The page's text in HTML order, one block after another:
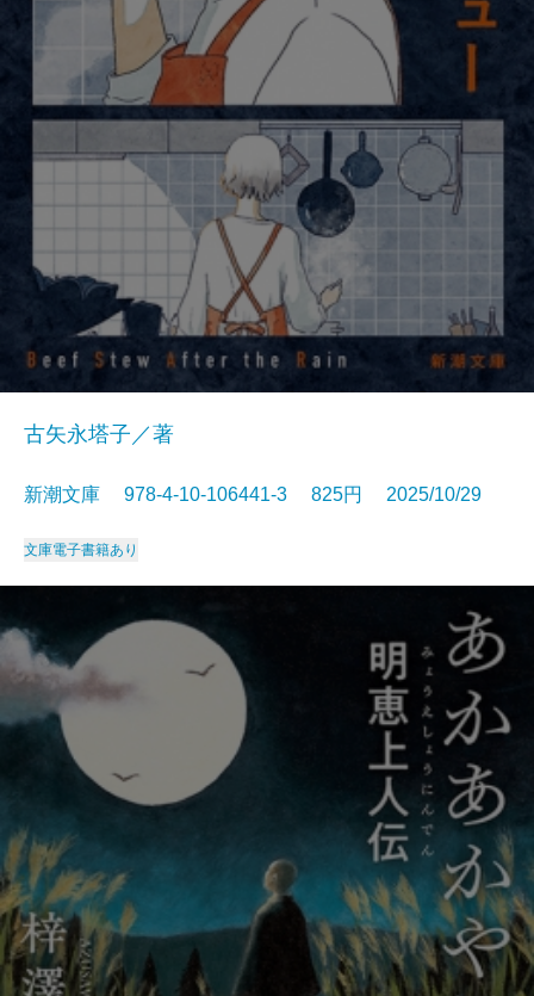
古矢永塔子／著
新潮文庫 978-4-10-106441-3 825円 2025/10/29
文庫電子書籍あり